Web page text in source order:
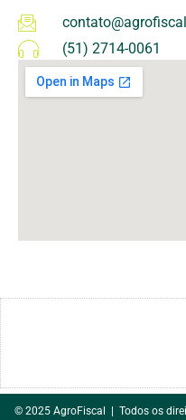
(51) 2714-0061
© 2025 AgroFiscal | Todos os